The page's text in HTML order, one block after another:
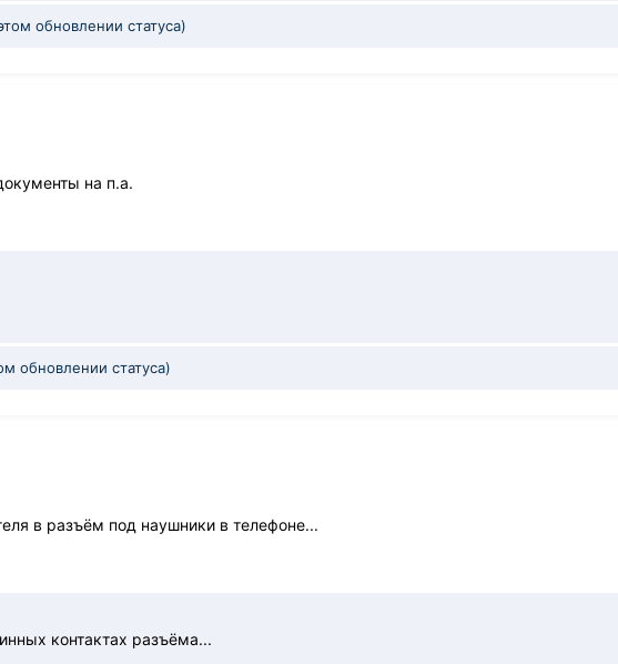
обновлении статуса)
на п.а.
обновлении статуса)
в разъём под наушники в телефоне...
контактах разъёма...